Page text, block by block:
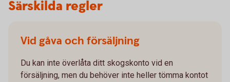
Särskilda regler
Vid gåva och försäljning
Du kan inte överlåta ditt skogskonto vid en
försäljning, men du behöver inte heller tömma kontot